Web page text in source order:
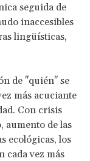
seguida de
inaccesibles
lingüísticas,
de "quién" se
más acuciante
Con crisis
aumento de las
ecológicas, los
cada vez más